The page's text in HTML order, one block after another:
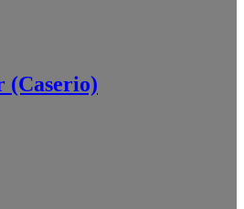
(Caserio)